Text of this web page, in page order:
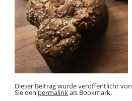
Dieser Beitrag wurde veröffentlicht von
Sie den permalinkals Bookmark.